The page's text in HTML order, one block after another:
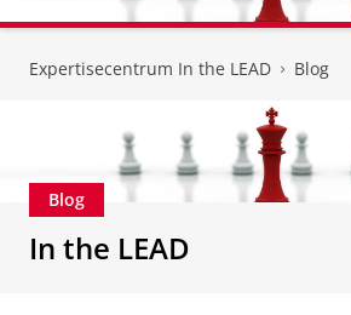
Expertisecentrum In the LEAD Blog
Blog
In the LEAD